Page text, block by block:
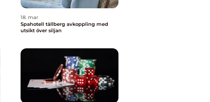
18. mar
Spahotell tällberg avkoppling med
utsikt över siljan